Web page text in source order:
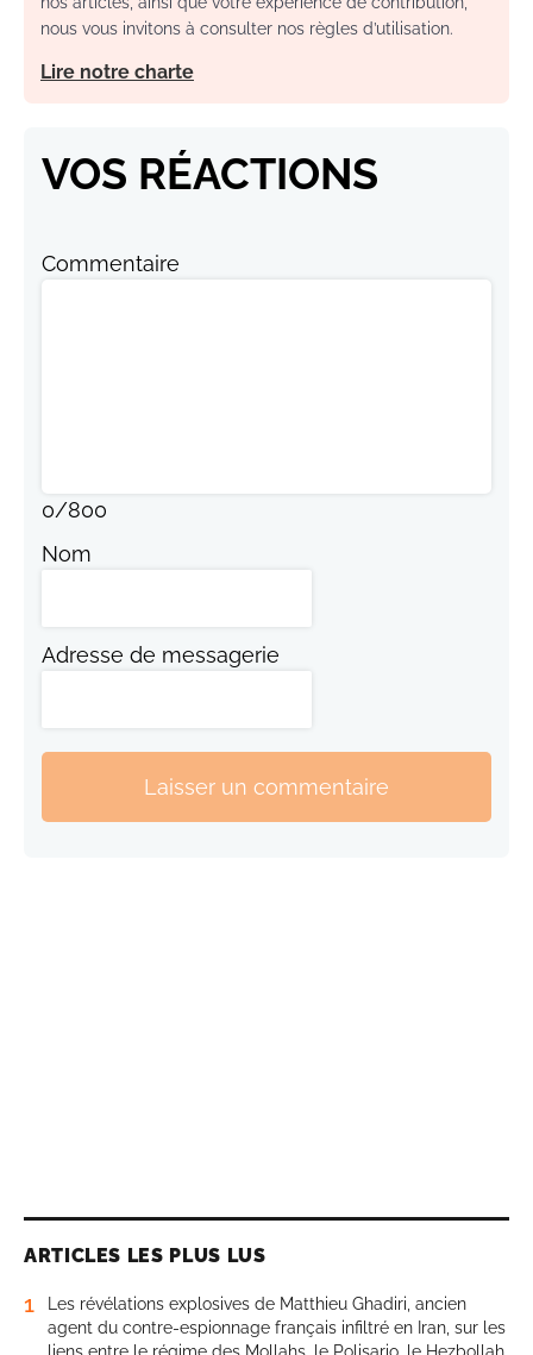
nous vous invitons à consulter nos règles d’utilisation.
Lire notre charte
VOS RÉACTIONS
Commentaire
0/800
Nom
Adresse de messagerie
Laisser un commentaire
ARTICLES LES PLUS LUS
1
Les révélations explosives de Matthieu Ghadiri, ancien
agent du contre-espionnage français infiltré en Iran, sur les